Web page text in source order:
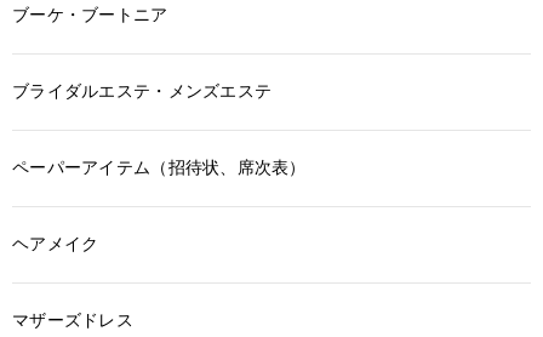
ブーケ・ブートニア
ブライダルエステ・メンズエステ
ペーパーアイテム（招待状、席次表）
ヘアメイク
マザーズドレス